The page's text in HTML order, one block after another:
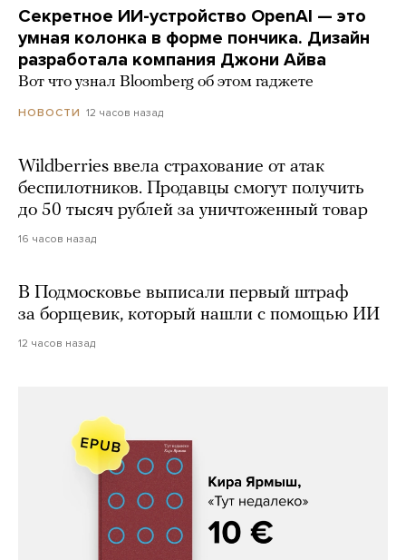
Секретное ИИ-устройство OpenAI — это
умная колонка в форме пончика. Дизайн
разработала компания Джони Айва
Вот что узнал Bloomberg об этом гаджете
НОВОСТИ 12 часов назад
Wildberries ввела страхование от атак
беспилотников. Продавцы смогут получить
до 50 тысяч рублей за уничтоженный товар
16 часов назад
В Подмосковье выписали первый штраф
за борщевик, который нашли с помощью ИИ
12 часов назад